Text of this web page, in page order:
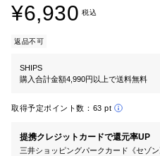
¥6,930 税込
返品不可
SHIPS
購入合計金額4,990円以上で送料無料
取得予定ポイント数： 63 pt
提携クレジットカードで還元率UP
三井ショッピングパークカード《セゾ